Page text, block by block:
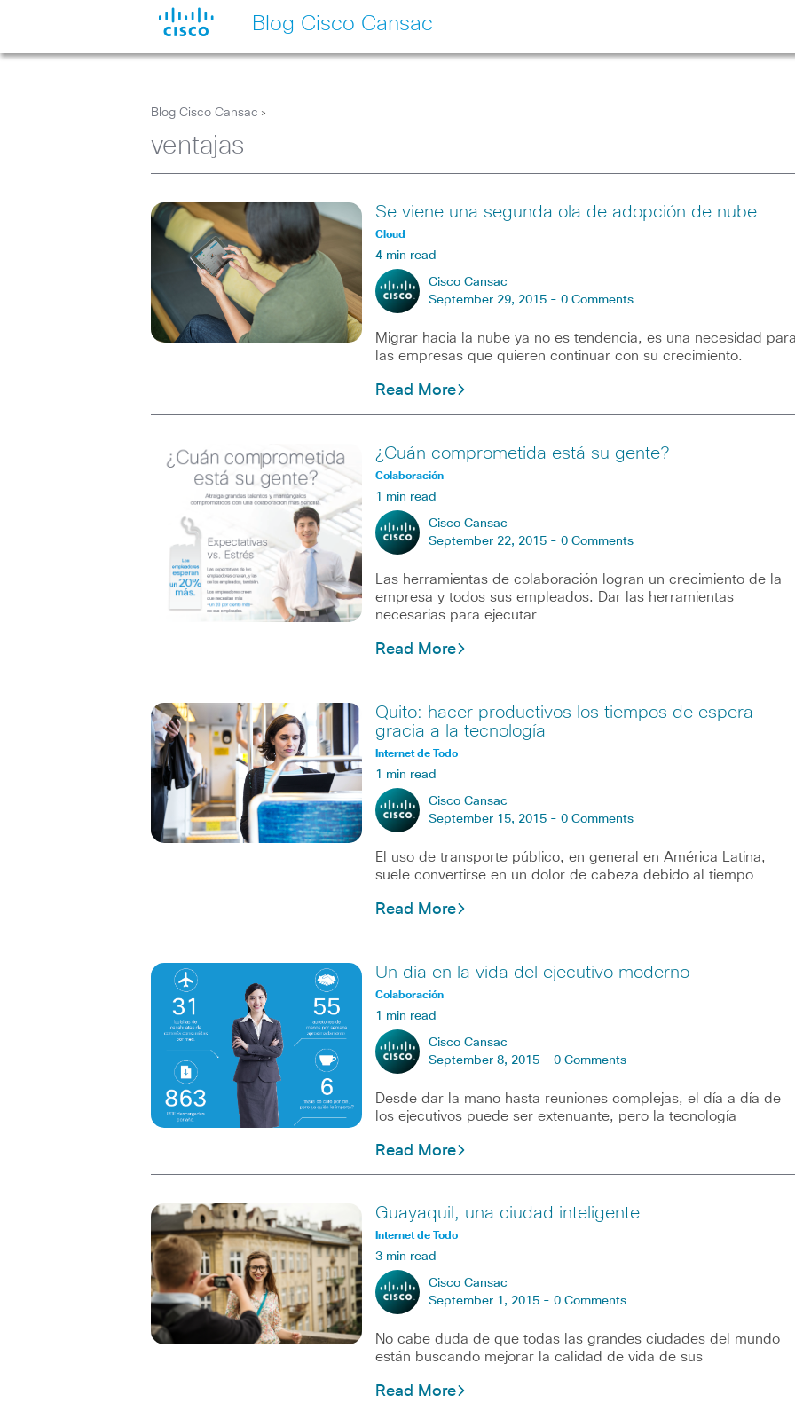
Blog Cisco Cansac
Blog Cisco Cansac >
ventajas
Se viene una segunda ola de adopción de nube
Cloud
4 min read
Cisco Cansac
September 29, 2015 - 0 Comments
Migrar hacia la nube ya no es tendencia, es una necesidad
las empresas que quieren continuar con su crecimiento.
Read More
¿Cuán comprometida está su gente?
Colaboración
1 min read
Cisco Cansac
September 22, 2015 - 0 Comments
Las herramientas de colaboración logran un crecimiento de la
empresa y todos sus empleados. Dar las herramientas
necesarias para ejecutar
Read More
Quito: hacer productivos los tiempos de espera
gracia a la tecnología
Internet de Todo
1 min read
Cisco Cansac
September 15, 2015 - 0 Comments
El uso de transporte público, en general en América Latina,
suele convertirse en un dolor de cabeza debido al tiempo
Read More
Un día en la vida del ejecutivo moderno
Colaboración
1 min read
Cisco Cansac
September 8, 2015 - 0 Comments
Desde dar la mano hasta reuniones complejas, el día a día de
los ejecutivos puede ser extenuante, pero la tecnología
Read More
Guayaquil, una ciudad inteligente
Internet de Todo
3 min read
Cisco Cansac
September 1, 2015 - 0 Comments
No cabe duda de que todas las grandes ciudades del mundo
están buscando mejorar la calidad de vida de sus
Read More